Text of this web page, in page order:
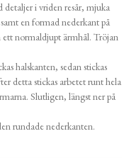
i vriden resår, mjuka
en formad nederkant på
ett normaldjupt ärmhål. Tröjan
halskanten, sedan stickas
detta stickas arbetet runt hela
Slutligen, längst ner på
rundade nederkanten.